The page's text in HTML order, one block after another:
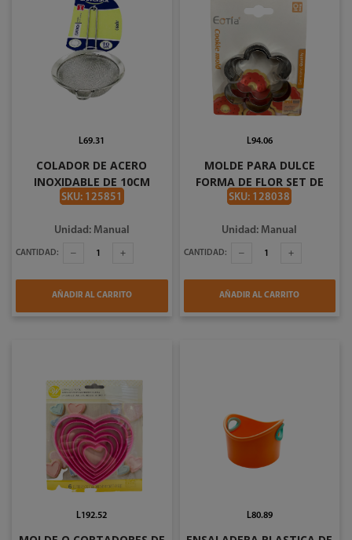
COLADOR DE ACERO
INOXIDABLE DE 10CM
INCAMETAL I41410
SKU: 125851
L69.31
Unidad: Manual
CANTIDAD:
AÑADIR AL CARRITO
MOLDE PARA DULCE
FORMA DE FLOR SET DE
3PZAS PLATEADO BISTRO
SKU: 128038
L94.06
Unidad: Manual
CANTIDAD:
AÑADIR AL CARRITO
L192.52 L80.89